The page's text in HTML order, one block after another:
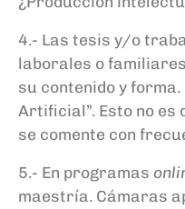
4.- Las tesis y/o
laborales o
su contenido y
Artificial”. Esto no es
se comente con
5.- En programas
maestría. Cámaras